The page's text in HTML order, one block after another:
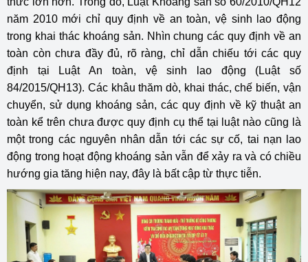
năm 2010 mới chỉ quy định về an toàn, vệ sinh lao động
trong khai thác khoáng sản. Nhìn chung các quy định về an
toàn còn chưa đầy đủ, rõ ràng, chỉ dẫn chiếu tới các quy
định tại Luật An toàn, vệ sinh lao động (Luật số
84/2015/QH13). Các khâu thăm dò, khai thác, chế biến, vận
chuyển, sử dụng khoáng sản, các quy định về kỹ thuật an
toàn kể trên chưa được quy định cụ thể tại luật nào cũng là
một trong các nguyên nhân dẫn tới các sự cố, tai nạn lao
động trong hoạt động khoáng sản vẫn để xảy ra và có chiều
hướng gia tăng hiện nay, đây là bất cập từ thực tiễn.